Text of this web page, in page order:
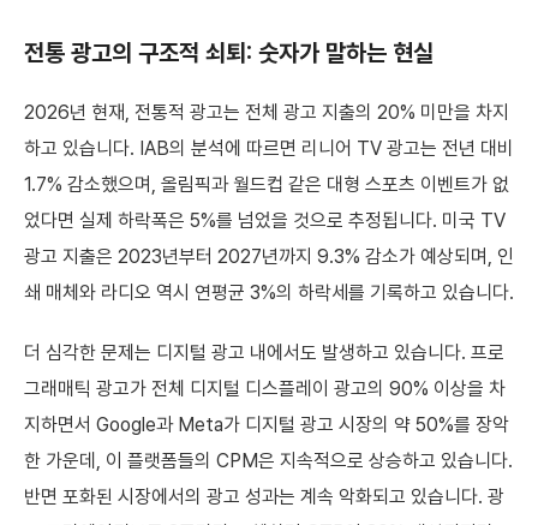
전통 광고의 구조적 쇠퇴: 숫자가 말하는 현실
2026년 현재, 전통적 광고는 전체 광고 지출의 20% 미만을 차지
하고 있습니다. IAB의 분석에 따르면 리니어 TV 광고는 전년 대비
1.7% 감소했으며, 올림픽과 월드컵 같은 대형 스포츠 이벤트가 없
었다면 실제 하락폭은 5%를 넘었을 것으로 추정됩니다. 미국 TV
광고 지출은 2023년부터 2027년까지 9.3% 감소가 예상되며, 인
쇄 매체와 라디오 역시 연평균 3%의 하락세를 기록하고 있습니다.
더 심각한 문제는 디지털 광고 내에서도 발생하고 있습니다. 프로
그래매틱 광고가 전체 디지털 디스플레이 광고의 90% 이상을 차
지하면서 Google과 Meta가 디지털 광고 시장의 약 50%를 장악
한 가운데, 이 플랫폼들의 CPM은 지속적으로 상승하고 있습니다.
반면 포화된 시장에서의 광고 성과는 계속 악화되고 있습니다. 광